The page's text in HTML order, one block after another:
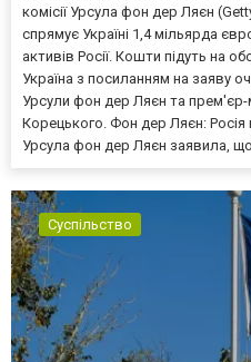
комісії Урсула фон дер Ляєн
спрямує Україні 1,4 мільярда
активів Росії. Кошти підуть на
Україна з посиланням на заяву
Урсули фон дер Ляєн та прем'єр-
Корецького. Фон дер Ляєн: Росія
Урсула фон дер Ляєн заявила,
Суспільство